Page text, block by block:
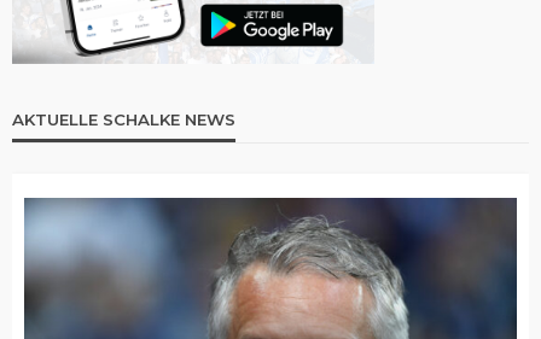
AKTUELLE SCHALKE NEWS